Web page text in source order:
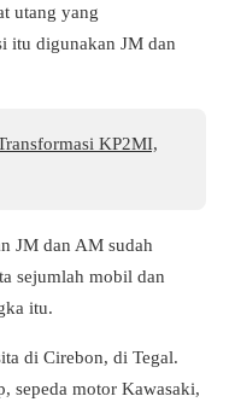
utang yang
itu digunakan JM dan
KP2MI,
JM dan AM sudah
sejumlah mobil dan
itu.
di Cirebon, di Tegal.
sepeda motor Kawasaki,